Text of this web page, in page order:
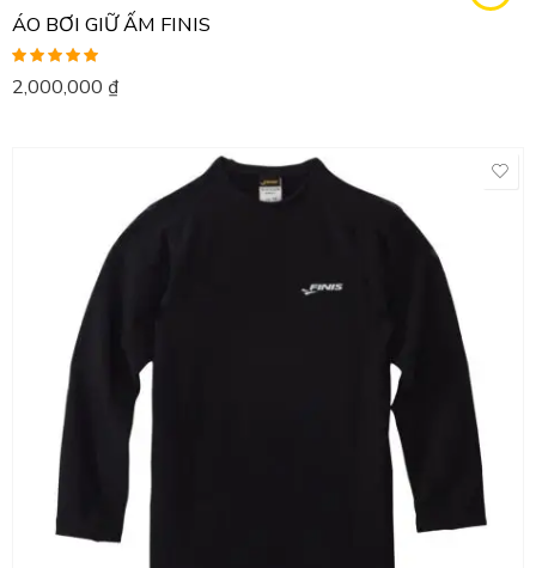
ÁO BƠI GIỮ ẤM FINIS
Được xếp
hạng5.00 5
2,000,000 ₫